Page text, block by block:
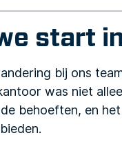
start
bij ons
was niet
behoeften, en